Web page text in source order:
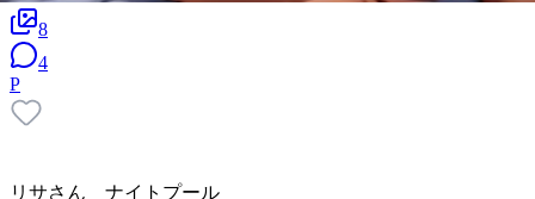
8
4
P
リサさん ナイトプール